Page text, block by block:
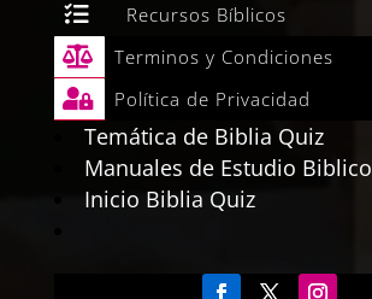
 Recursos Bíblicos
 Terminos y Condiciones
 Política de Privacidad
Temática de Biblia Quiz
Manuales de Estudio Biblico
Inicio Biblia Quiz